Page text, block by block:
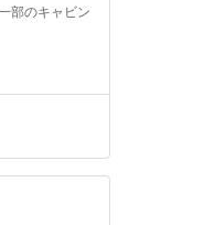
部のキャビン